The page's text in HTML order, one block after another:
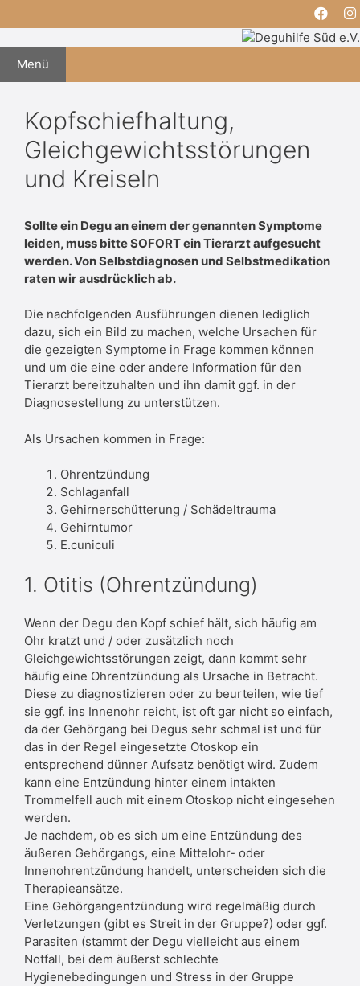
Inhalt
springen
Menü
Kopfschiefhaltung,
Gleichgewichtsstörungen
und Kreiseln
Sollte ein Degu an einem der genannten Symptome
leiden, muss bitte SOFORT ein Tierarzt aufgesucht
werden. Von Selbstdiagnosen und Selbstmedikation
raten wir ausdrücklich ab.
Die nachfolgenden Ausführungen dienen lediglich
dazu, sich ein Bild zu machen, welche Ursachen für
die gezeigten Symptome in Frage kommen können
und um die eine oder andere Information für den
Tierarzt bereitzuhalten und ihn damit ggf. in der
Diagnosestellung zu unterstützen.
Als Ursachen kommen in Frage:
Ohrentzündung
Schlaganfall
Gehirnerschütterung / Schädeltrauma
Gehirntumor
E.cuniculi
1. Otitis (Ohrentzündung)
Wenn der Degu den Kopf schief hält, sich häufig am
Ohr kratzt und / oder zusätzlich noch
Gleichgewichtsstörungen zeigt, dann kommt sehr
häufig eine Ohrentzündung als Ursache in Betracht.
Diese zu diagnostizieren oder zu beurteilen, wie tief
sie ggf. ins Innenohr reicht, ist oft gar nicht so einfach,
da der Gehörgang bei Degus sehr schmal ist und für
das in der Regel eingesetzte Otoskop ein
entsprechend dünner Aufsatz benötigt wird. Zudem
kann eine Entzündung hinter einem intakten
Trommelfell auch mit einem Otoskop nicht eingesehen
werden.
Je nachdem, ob es sich um eine Entzündung des
äußeren Gehörgangs, eine Mittelohr- oder
Innenohrentzündung handelt, unterscheiden sich die
Therapieansätze.
Eine Gehörgangentzündung wird regelmäßig durch
Verletzungen (gibt es Streit in der Gruppe?) oder ggf.
Parasiten (stammt der Degu vielleicht aus einem
Notfall, bei dem äußerst schlechte
Hygienebedingungen und Stress in der Gruppe